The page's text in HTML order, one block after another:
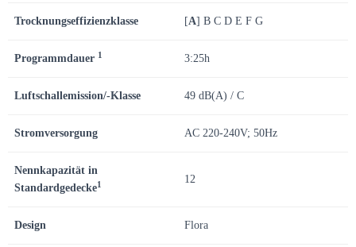
Trocknungseffizienzklasse [A] B C D E F G
Programmdauer 1 3:25h
Luftschallemission/-Klasse 49 dB(A) / C
Stromversorgung AC 220-240V; 50Hz
Nennkapazität in
Standardgedecke1 12
Design Flora